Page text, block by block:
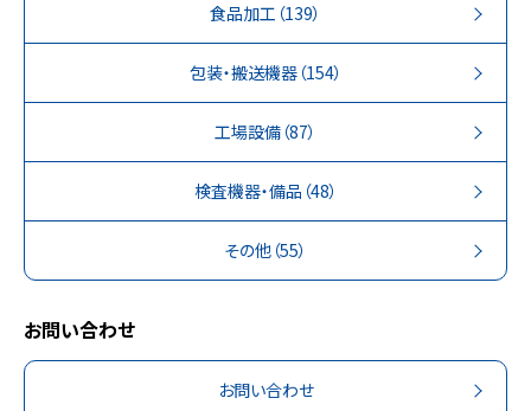
食品加工 （139）
包装・搬送機器（154）
工場設備 （87）
検査機器・備品 （48）
その他 （55）
お問い合わせ
お問い合わせ